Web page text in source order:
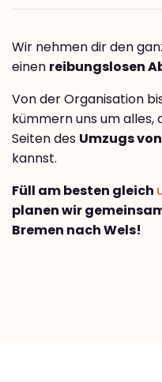
Wir nehmen dir den
einen reibungslosen
Von der Organisation
kümmern uns um alles,
Seiten des Umzugs
kannst.
Füll am besten gleich
planen wir
Bremen nach Wels!